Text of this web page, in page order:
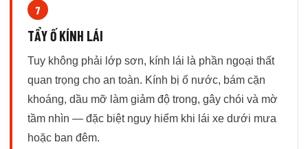
7
TẨY Ố KÍNH LÁI
Tuy không phải lớp sơn, kính lái là phần ngoại thất
quan trọng cho an toàn. Kính bị ố nước, bám cặn
khoáng, dầu mỡ làm giảm độ trong, gây chói và mờ
tầm nhìn — đặc biệt nguy hiểm khi lái xe dưới mưa
hoặc ban đêm.